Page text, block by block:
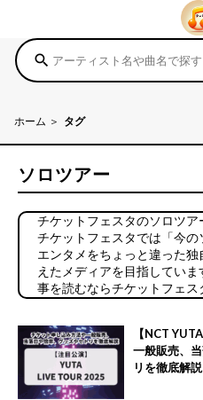
search
ホーム タグ
ソロツアー
チケットフェスタのソロツア
チケットフェスタでは「今
エンタメをちょっと違った
えたメディアを目指してい
事を読むならチケットフェス
【NCT
一般販売、
リを徹底解説